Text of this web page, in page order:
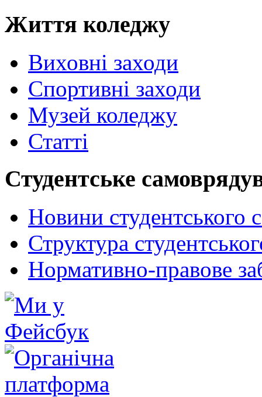
Життя коледжу
Виховні заходи
Спортивні заходи
Музей коледжу
Статті
Студентське
Новини студентського
Структура
Нормативно-правове